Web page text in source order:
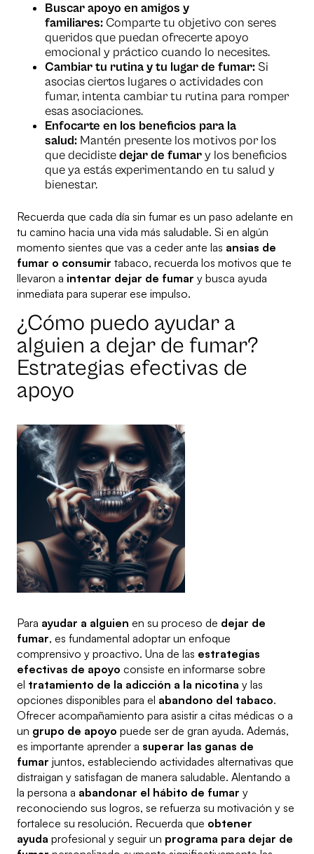
Buscar apoyo en amigos y
familiares: Comparte tu objetivo con seres
queridos que puedan ofrecerte apoyo
emocional y práctico cuando lo necesites.
Cambiar tu rutina y tu lugar de fumar: Si
asocias ciertos lugares o actividades con
fumar, intenta cambiar tu rutina para romper
esas asociaciones.
Enfocarte en los beneficios para la
salud: Mantén presente los motivos por los
que decidistedejar de fumary los beneficios
que ya estás experimentando en tu salud y
bienestar.
Recuerda que cada día sin fumar es un paso adelante en
tu camino hacia una vida más saludable. Si en algún
momento sientes que vas a ceder ante las ansias de
fumar o consumir tabaco, recuerda los motivos que te
llevaron a intentar dejar de fumar y busca ayuda
inmediata para superar ese impulso.
¿Cómo puedo ayudar a
alguien a dejar de fumar?
Estrategias efectivas de
apoyo
Para ayudar a alguien en su proceso de dejar de
fumar, es fundamental adoptar un enfoque
comprensivo y proactivo. Una de las estrategias
efectivas de apoyo consiste en informarse sobre
el tratamiento de la adicción a la nicotina y las
opciones disponibles para el abandono del tabaco.
Ofrecer acompañamiento para asistir a citas médicas o a
un grupo de apoyo puede ser de gran ayuda. Además,
es importante aprender a superar las ganas de
fumar juntos, estableciendo actividades alternativas que
distraigan y satisfagan de manera saludable. Alentando a
la persona a abandonar el hábito de fumar y
reconociendo sus logros, se refuerza su motivación y se
fortalece su resolución. Recuerda que obtener
ayuda profesional y seguir un programa para dejar de